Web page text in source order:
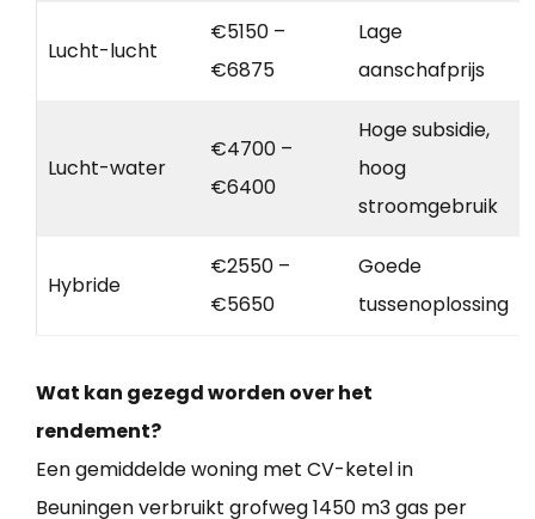
Lucht-lucht
€5150 –
€6875
Lage
aanschafprijs
Lucht-water
€4700 –
€6400
Hoge subsidie,
hoog
stroomgebruik
Hybride
€2550 –
€5650
Goede
tussenoplossing
Wat kan gezegd worden over het
rendement?
Een gemiddelde woning met CV-ketel in
Beuningen verbruikt grofweg 1450 m3 gas per